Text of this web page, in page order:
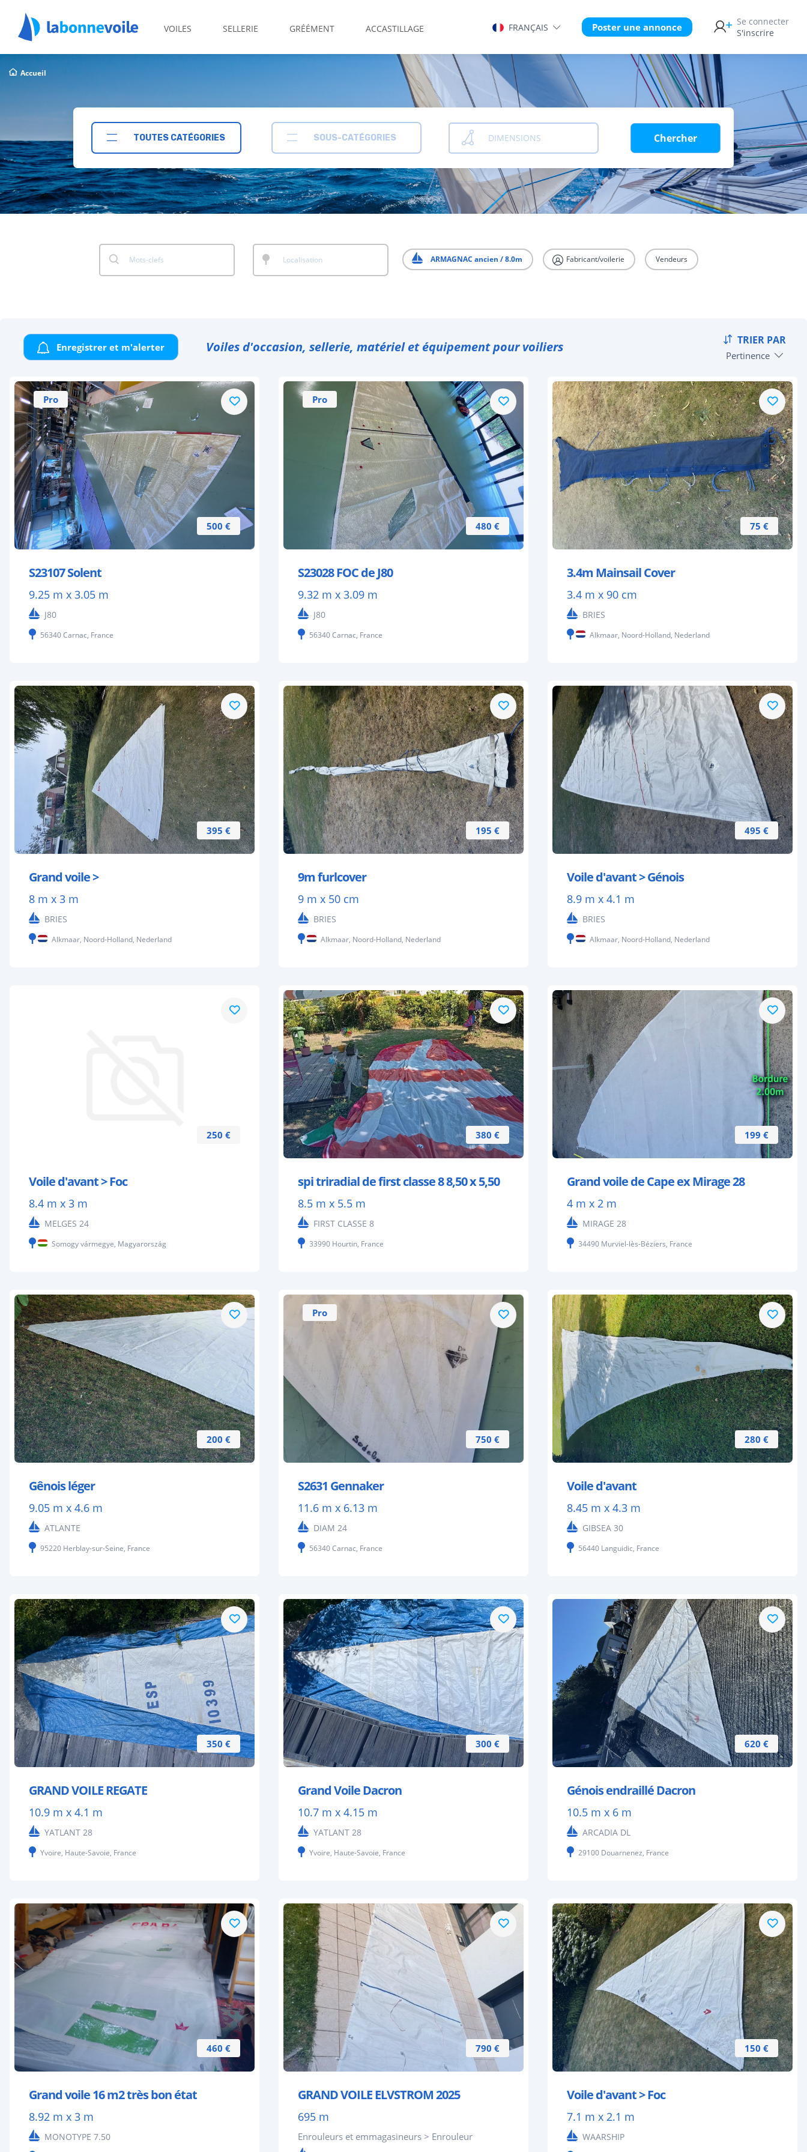
VOILES SELLERIE GRÉÉMENT ACCASTILLAGE FRANÇAIS Poster une annonce
Se connecter
S'inscrire
Accueil
TOUTES CATÉGORIES SOUS-CATÉGORIES DIMENSIONS Chercher
ARMAGNAC ancien / 8.0m Fabricant/voilerie Vendeurs
Voiles d'occasion, sellerie, matériel et équipement pour voiliers
Enregistrer et m'alerter
TRIER PAR
Pertinence
500 €
Pro
S23107 Solent
9.25 m x 3.05 m
J80
56340 Carnac, France
480 €
Pro
S23028 FOC de J80
9.32 m x 3.09 m
J80
56340 Carnac, France
75 €
3.4m Mainsail Cover
3.4 m x 90 cm
BRIES
Alkmaar, Noord-Holland, Nederland
395 €
Grand voile >
8 m x 3 m
BRIES
Alkmaar, Noord-Holland, Nederland
195 €
9m furlcover
9 m x 50 cm
BRIES
Alkmaar, Noord-Holland, Nederland
495 €
Voile d'avant > Génois
8.9 m x 4.1 m
BRIES
Alkmaar, Noord-Holland, Nederland
250 €
Voile d'avant > Foc
8.4 m x 3 m
MELGES 24
Somogy vármegye, Magyarország
380 €
spi triradial de first classe 8 8,50 x 5,50
8.5 m x 5.5 m
FIRST CLASSE 8
33990 Hourtin, France
199 €
Grand voile de Cape ex Mirage 28
4 m x 2 m
MIRAGE 28
34490 Murviel-lès-Béziers, France
200 €
Gênois léger
9.05 m x 4.6 m
ATLANTE
95220 Herblay-sur-Seine, France
750 €
Pro
S2631 Gennaker
11.6 m x 6.13 m
DIAM 24
56340 Carnac, France
280 €
Voile d'avant
8.45 m x 4.3 m
GIBSEA 30
56440 Languidic, France
350 €
GRAND VOILE REGATE
10.9 m x 4.1 m
YATLANT 28
Yvoire, Haute-Savoie, France
300 €
Grand Voile Dacron
10.7 m x 4.15 m
YATLANT 28
Yvoire, Haute-Savoie, France
620 €
Génois endraillé Dacron
10.5 m x 6 m
ARCADIA DL
29100 Douarnenez, France
460 €
Grand voile 16 m2 très bon état
8.92 m x 3 m
MONOTYPE 7.50
790 €
GRAND VOILE ELVSTROM 2025
695 m
Enrouleurs et emmagasineurs > Enrouleur
150 €
Voile d'avant > Foc
7.1 m x 2.1 m
WAARSHIP